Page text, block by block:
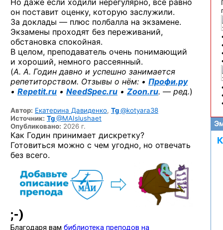
Но даже если ходили нерегулярно, всё равно
он поставит оценку, которую заслужили.
За доклады — плюс полбалла на экзамене.
Экзамены проходят без переживаний,
обстановка спокойная.
В целом, преподаватель очень понимающий
и хороший, немного рассеянный.
(А. А. Годин давно и успешно занимается
репетиторством. Отзывы о нём: • Профи.ру
• Repetit.ru • NeedSpec.ru • Zoon.ru. — ред.)
Автор: Екатерина Давиденко, Tg@kotyara38
Источник: Tg@MAIslushaet
Опубликовано: 2026 г.
Как Годин принимает дискретку?
Готовиться можно с чем угодно, но отвечать
без всего.